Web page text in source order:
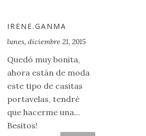
IRENE.GANMA
lunes, diciembre 21, 2015
Quedó muy bonita,
ahora están de moda
este tipo de casitas
portavelas, tendré
que hacerme una...
Besitos!